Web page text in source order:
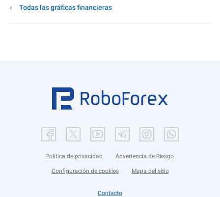
Todas las gráficas financieras
Política de privacidad Advertencia de Riesgo
Configuración de cookies Mapa del sitio
Contacto